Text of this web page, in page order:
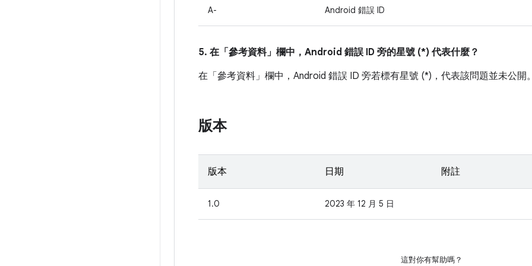
A- Android 錯誤 ID
5. 在「參考資料」 欄中，Android 錯誤 ID 旁的星號 (*) 代表什麼？
在「參考資料」 欄中，Android 錯誤 ID 旁若標有星號 (*)，代表該問題並未公開
版本
版本 日期 附註
1.0 2023 年 12 月 5 日
這對你有幫助嗎？